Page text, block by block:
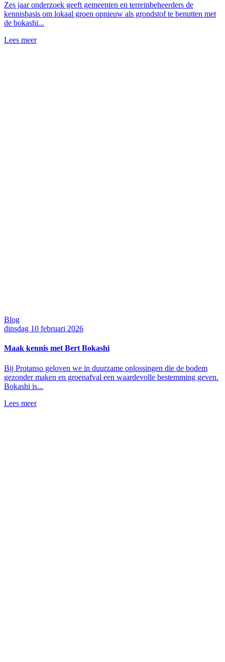
Zes jaar onderzoek geeft gemeenten en terreinbeheerders de
kennisbasis om lokaal groen opnieuw als grondstof te benutten met
de bokashi...
Lees meer
Blog
dinsdag 10 februari 2026
Maak kennis met Bert Bokashi
Bij Protanso geloven we in duurzame oplossingen die de bodem
gezonder maken en groenafval een waardevolle bestemming geven.
Bokashi is...
Lees meer